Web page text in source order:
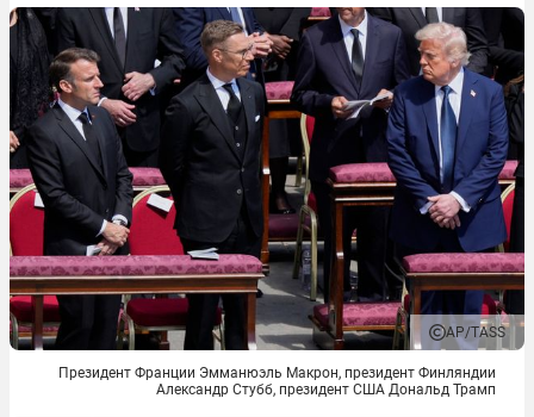
AP/TASS
Президент Франции Эмманюэль Макрон, президент Финляндии
Александр Стубб, президент США Дональд Трамп